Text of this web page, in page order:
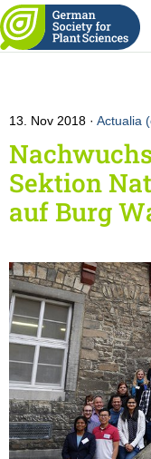
13. Nov 2018 Actualia
Sektion
auf Burg